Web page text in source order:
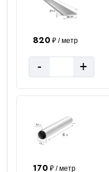
820₽ / метр
- +
170₽ / метр